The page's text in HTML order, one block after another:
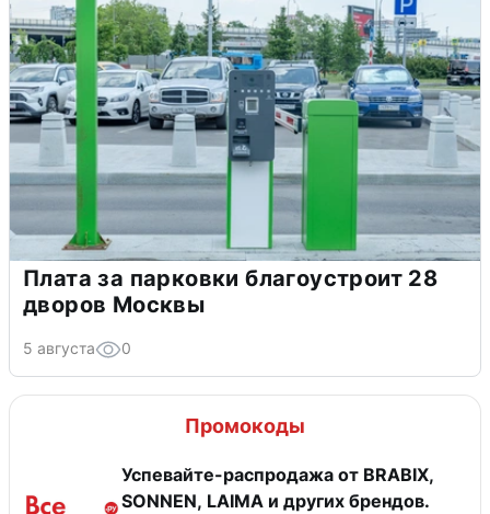
Плата за парковки благоустроит 28
дворов Москвы
5 августа 0
Промокоды
Успевайте-распродажа от BRABIX,
SONNEN, LAIMA и других брендов.